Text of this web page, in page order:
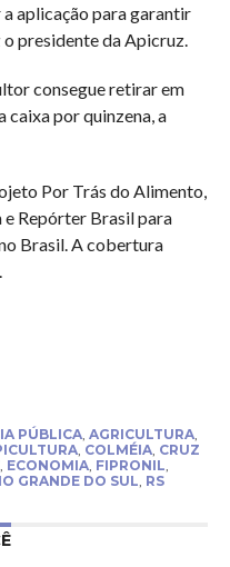
a aplicação para garantir
o presidente da Apicruz.
consegue retirar em
caixa por quinzena, a
Por Trás do Alimento,
Repórter Brasil para
Brasil. A cobertura
PÚBLICA, AGRICULTURA,
, COLMÉIA, CRUZ
ECONOMIA, FIPRONIL
GRANDE DO SUL RS